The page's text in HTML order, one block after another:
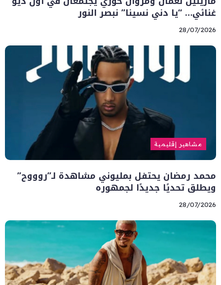
غنائي… “يا دني نسينا” نبصر النور
28/07/2026
مشاهير إقليمية
محمد رمضان يحتفل بمليوني مشاهدة لـ”روووح”
ويطلق تحديًا جديدًا لجمهوره
28/07/2026